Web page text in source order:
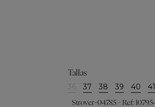
Tallas
36 37 38 39 40 41
Strover-04785 - Ref: